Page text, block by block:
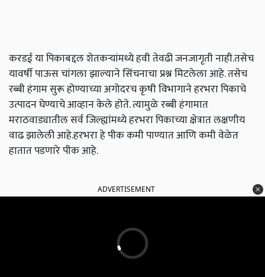
करडई या पिकाबद्दल शेतकऱ्यांमध्ये हवी तेवढी जनजागृती नाही.तसेच
यावर्षी पाऊस चांगला झाल्याने सिंचनाचा प्रश्न मिटलेला आहे. तसेच
रब्बी हंगाम सुरू होण्याच्या अगोदरच कृषी विभागाने हरभरा पिकाचे
उत्पादन घेण्याचे आव्हान केले होते. त्यामुळे रब्बी हंगामात
मराठवाड्यातील सर्व जिल्ह्यांमध्ये हरभरा पिकाच्या क्षेत्रात लक्षणीय
वाढ झालेली आहे.हरभरा हे पीक कमी पाण्यात आणि कमी वेळेत
हातात पडणारे पीक आहे.